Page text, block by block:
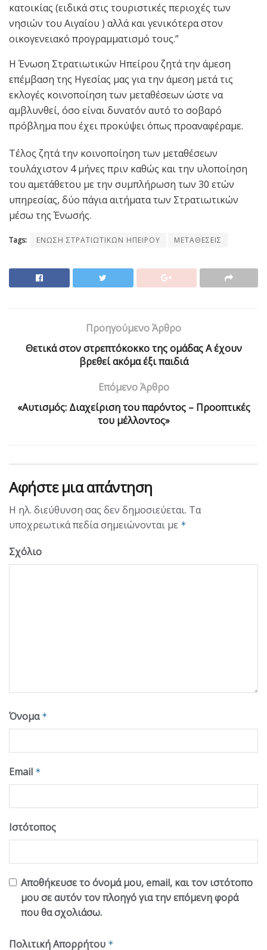
κατοικίας (ειδικά στις τουριστικές περιοχές των
νησιών του Αιγαίου ) αλλά και γενικότερα στον
οικογενειακό προγραμματισμό τους.”
Η Ένωση Στρατιωτικών Ηπείρου ζητά την άμεση
επέμβαση της Ηγεσίας μας για την άμεση μετά τις
εκλογές κοινοποίηση των μεταθέσεων ώστε να
αμβλυνθεί, όσο είναι δυνατόν αυτό το σοβαρό
πρόβλημα που έχει προκύψει όπως προαναφέραμε.
Τέλος ζητά την κοινοποίηση των μεταθέσεων
τουλάχιστον 4 μήνες πριν καθώς και την υλοποίηση
του αμετάθετου με την συμπλήρωση των 30 ετών
υπηρεσίας, δύο πάγια αιτήματα των Στρατιωτικών
μέσω της Ένωσής.
Tags: ΕΝΩΣΗ ΣΤΡΑΤΙΩΤΙΚΩΝ ΗΠΕΙΡΟΥ ΜΕΤΑΘΕΣΕΙΣ
Προηγούμενο Άρθρο
Θετικά στον στρεπτόκοκκο της ομάδας Α έχουν
βρεθεί ακόμα έξι παιδιά
Επόμενο Άρθρο
«Αυτισμός: Διαχείριση του παρόντος – Προοπτικές
του μέλλοντος»
Αφήστε μια απάντηση
Η ηλ. διεύθυνση σας δεν δημοσιεύεται. Τα
υποχρεωτικά πεδία σημειώνονται με *
Σχόλιο
Όνομα *
Email *
Ιστότοπος
Αποθήκευσε το όνομά μου, email, και τον ιστότοπο
μου σε αυτόν τον πλοηγό για την επόμενη φορά
που θα σχολιάσω.
Πολιτική Απορρήτου *